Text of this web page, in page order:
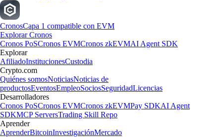
CronosCapa 1 compatible con EVM
Explorar Cronos
Cronos PoSCronos EVMCronos zkEVMAI Agent SDK
Explorar
AfiliadoInstitucionesCustodia
Crypto.com
Quiénes somosNoticiasNoticias de
productosEventosEmpleoSociosSeguridadLicencias
Desarrolladores
Cronos PoSCronos EVMCronos zkEVMPay SDKAI Agent
SDKMCP ServersTrading Skill Repo
Aprender
AprenderBitcoinInvestigaciónMercado